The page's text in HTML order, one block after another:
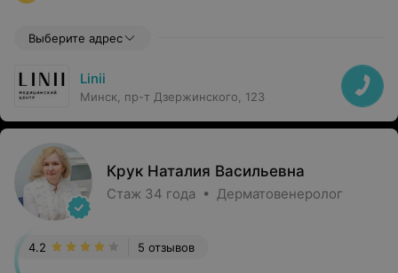
Выберите адрес
Linii
Минск, пр-т Дзержинского, 123
Крук Наталия Васильевна
Стаж 34 года • Дерматовенеролог
5 отзывов
4.2